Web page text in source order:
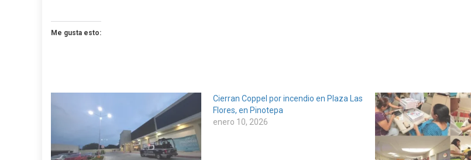
Me gusta esto:
Cierran Coppel por incendio en Plaza Las
Flores, en Pinotepa
enero 10, 2026